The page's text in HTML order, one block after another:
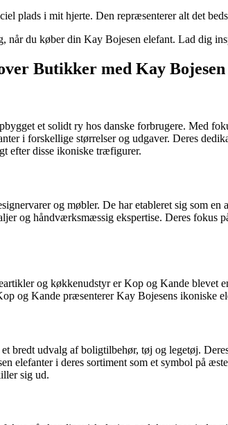
plads i mit hjerte. Den repræsenterer alt det
når du køber din Kay Bojesen elefant. Lad dig
Butikker med Kay
et solidt ry hos danske forbrugere. Med
i forskellige størrelser og udgaver. Deres
efter disse ikoniske træfigurer.
og møbler. De har etableret sig som
og håndværksmæssig ekspertise. Deres
og køkkenudstyr er Kop og Kande blevet
og Kande præsenterer Kay Bojesens ikoniske
bredt udvalg af boligtilbehør, tøj og legetøj.
elefanter i deres sortiment som et symbol på
sig ud.